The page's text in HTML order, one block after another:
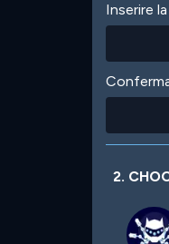
Inserire
2.